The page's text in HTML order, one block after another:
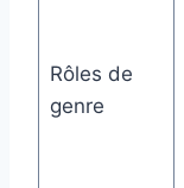
Rôles de
genre